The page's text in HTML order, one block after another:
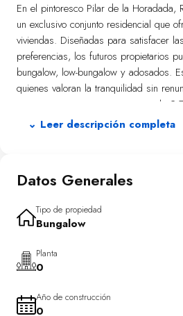
En el pintoresco Pilar de la Horadada,
un exclusivo conjunto residencial que
viviendas. Diseñadas para satisfacer
preferencias, los futuros propietarios
bungalow, low-bungalow y adosados.
quienes valoran la tranquilidad sin
mar, ya que se encuentra a tan solo
mediterránea. La accesibilidad
plenamente del clima mediterráneo
costa. Con jardines privados que
simplemente contemplar las vistas,
momentos inolvidables bajo el sol.
disponen de piscina privada,
refrescante en los días calurosos.
⌄ Leer descripción completa
Datos Generales
Tipo de propiedad
Bungalow
Planta
0
Año de construcción
0